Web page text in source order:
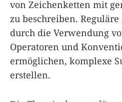
von Zeichenketten mit
zu beschreiben.
durch die Verwendung
Operatoren und
ermöglichen, komplexe
erstellen.